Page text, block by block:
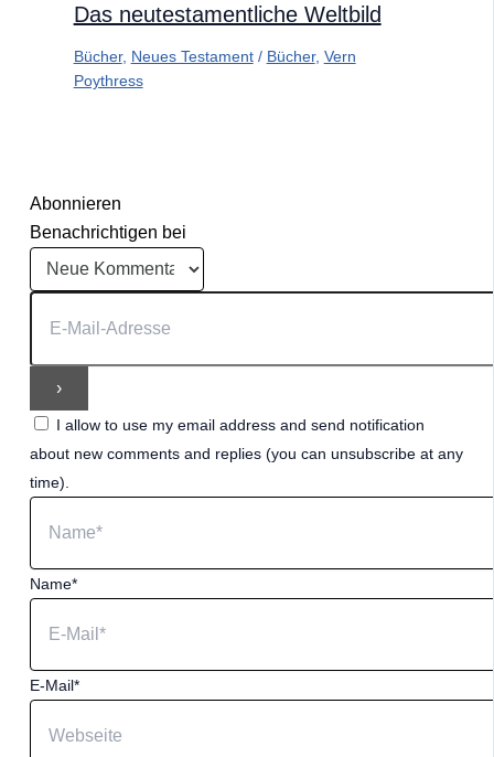
Das neutestamentliche Weltbild
Bücher, Neues Testament/ Bücher, Vern
Poythress
Abonnieren
Benachrichtigen bei
I allow to use my email address and send notification
about new comments and replies (you can unsubscribe at any
time).
Name*
E-Mail*